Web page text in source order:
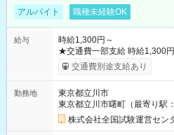
アルバイト 職種未経験OK
給与
時給1,300円～
★交通費一部支給 時給1,300円～ ※試験・役割により手当あり
※勤務回数により昇給あり 【
り！】 希望される場合、勤
例】 ・河合塾模擬試験 8:30
×8時間＝日収10,400円＋交通
円の場合あり ・国家試験
円（役割手当＋100円）×6時間＝
交通費別途支給あり
勤務地
東京都立川市
東京都立川市曙町（最寄り駅
株式会社全国試験運営セン